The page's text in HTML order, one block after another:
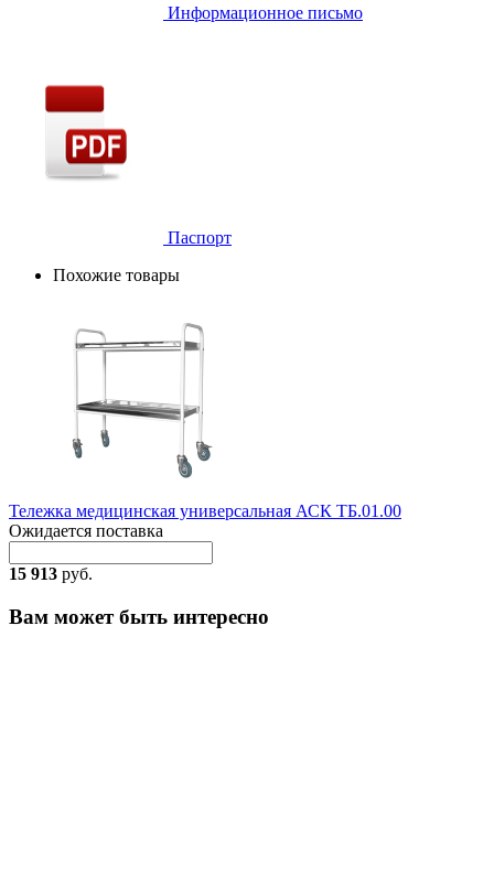
Информационное письмо
Паспорт
Похожие товары
Тележка медицинская универсальная АСК ТБ.01.00
Ожидается поставка
15 913 руб.
Вам может быть интересно